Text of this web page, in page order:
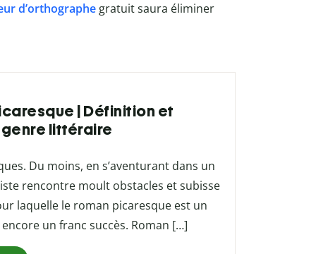
d’orthographegratuit saura éliminer
| Définition et
littéraire
Du moins, en s’aventurant dans un
rencontre moult obstacles et subisse
laquelle le roman picaresque est un
un franc succès. Roman […]